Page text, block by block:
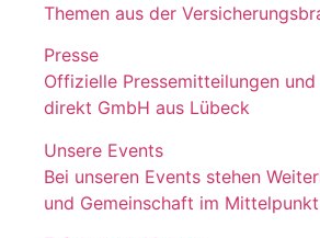
Themen aus der
Presse
Offizielle Pressemitteilungen
direkt GmbH aus Lübeck
Unsere Events
Bei unseren Events stehen
und Gemeinschaft im Mittelpunkt